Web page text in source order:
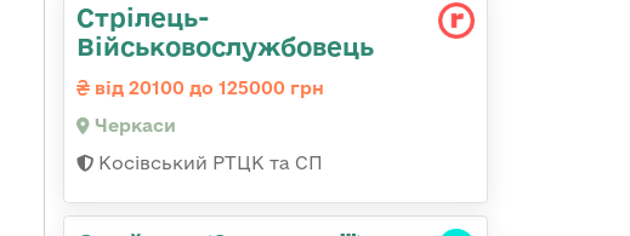
Стрілець-
Військовослужбовець
від 20100 до 125000 грн
Черкаси
Косівський РТЦК та СП